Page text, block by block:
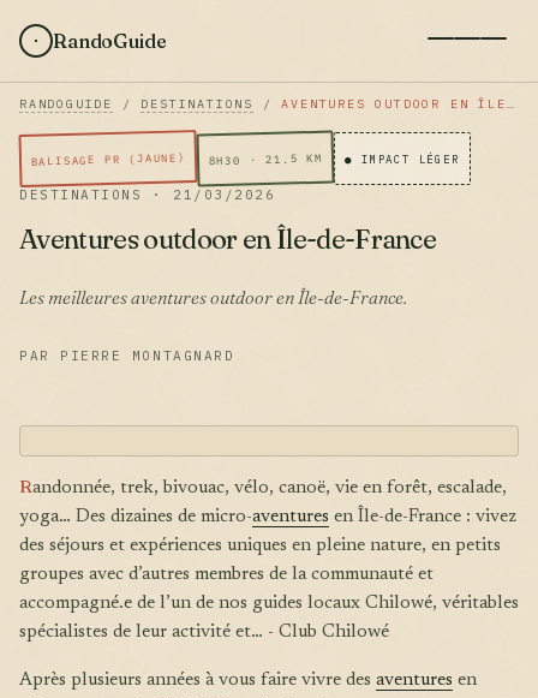
RandoGuide
RANDOGUIDE / DESTINATIONS /AVENTURES OUTDOOR EN ÎLE-DE-FRANCE
BALISAGE PR (JAUNE) 8H30 · 21.5 KM ● IMPACT LÉGER
DESTINATIONS · 21/03/2026
Aventures outdoor en Île-de-France
Les meilleures aventures outdoor en Île-de-France.
PAR PIERRE MONTAGNARD
Randonnée, trek, bivouac, vélo, canoë, vie en forêt, escalade,
yoga… Des dizaines de micro-aventures en Île-de-France : vivez
des séjours et expériences uniques en pleine nature, en petits
groupes avec d’autres membres de la communauté et
accompagné.e de l’un de nos guides locaux Chilowé, véritables
spécialistes de leur activité et… - Club Chilowé
Après plusieurs années à vous faire vivre des aventures en